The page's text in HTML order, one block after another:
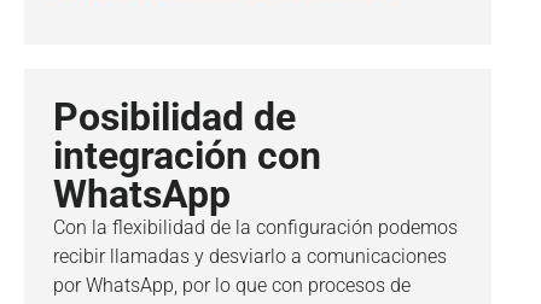
Posibilidad de
integración con
WhatsApp
Con la flexibilidad de la configuración podemos
recibir llamadas y desviarlo a comunicaciones
por WhatsApp, por lo que con procesos de